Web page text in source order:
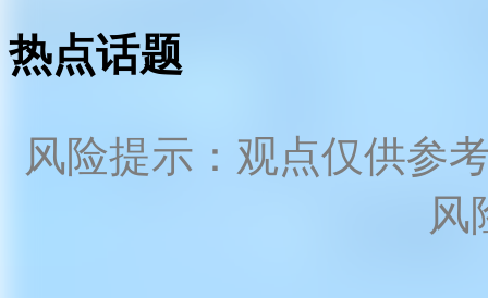
热点话题
风险提示：观点仅供参
风